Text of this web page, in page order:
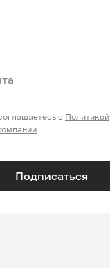
Подписаться
с Политикой